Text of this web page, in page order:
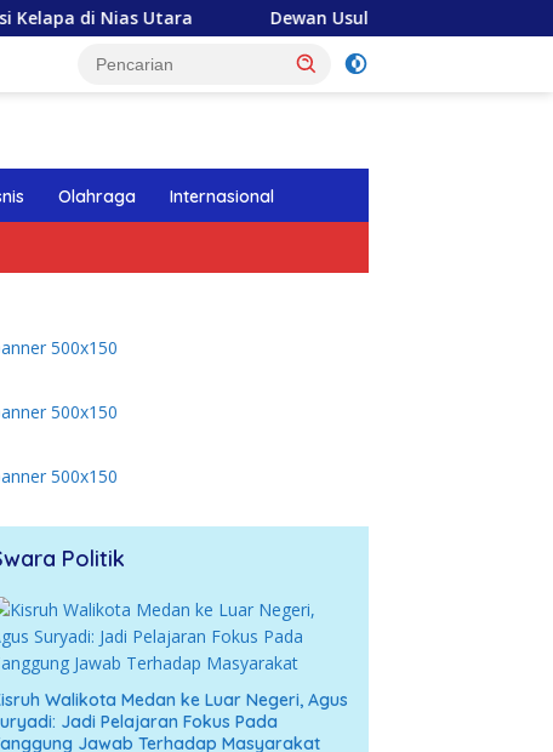
Utara Dewan Usul BUMD Sumut Kelola Rumput
Olahraga Internasional
Politik
Walikota Medan ke Luar Negeri, Agus
Jadi Pelajaran Fokus Pada
Jawab Terhadap Masyarakat